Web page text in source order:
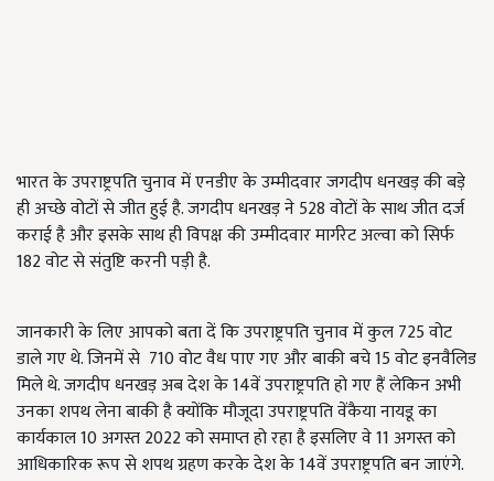
भारत के उपराष्ट्रपति चुनाव में एनडीए के उम्मीदवार जगदीप धनखड़ की बड़े
ही अच्छे वोटों से जीत हुई है. जगदीप धनखड़ ने 528 वोटों के साथ जीत दर्ज
कराई है और इसके साथ ही विपक्ष की उम्मीदवार मार्गरेट अल्वा को सिर्फ
182 वोट से संतुष्टि करनी पड़ी है.
जानकारी के लिए आपको बता दें कि उपराष्ट्रपति चुनाव में कुल 725 वोट
डाले गए थे. जिनमें से 710 वोट वैध पाए गए और बाकी बचे 15 वोट इनवैलिड
मिले थे. जगदीप धनखड़ अब देश के 14वें उपराष्ट्रपति हो गए हैं लेकिन अभी
उनका शपथ लेना बाकी है क्योंकि मौजूदा उपराष्ट्रपति वेंकैया नायडू का
कार्यकाल 10 अगस्त 2022 को समाप्त हो रहा है इसलिए वे 11 अगस्त को
आधिकारिक रूप से शपथ ग्रहण करके देश के 14वें उपराष्ट्रपति बन जाएंगे.